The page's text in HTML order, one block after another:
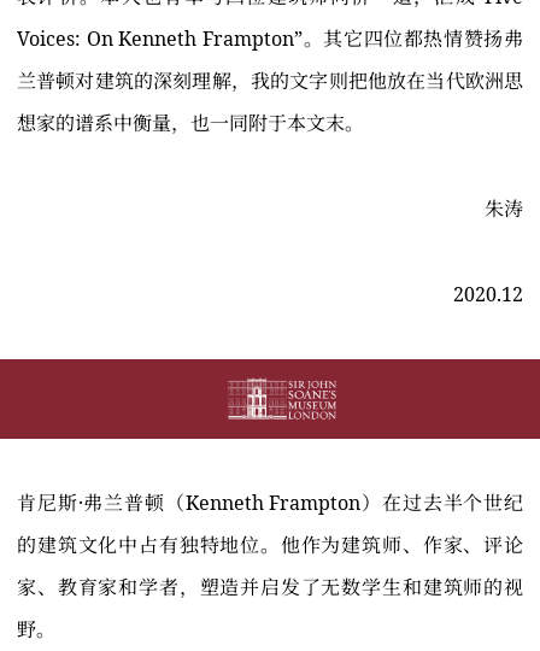
Voices: On Kenneth Frampton”。其它四位都热情赞扬弗
兰普顿对建筑的深刻理解，我的文字则把他放在当代欧洲思
想家的谱系中衡量，也一同附于本文末。
朱涛
2020.12
肯尼斯·弗兰普顿（Kenneth Frampton）在过去半个世纪
的建筑文化中占有独特地位。他作为建筑师、作家、评论
家、教育家和学者，塑造并启发了无数学生和建筑师的视
野。